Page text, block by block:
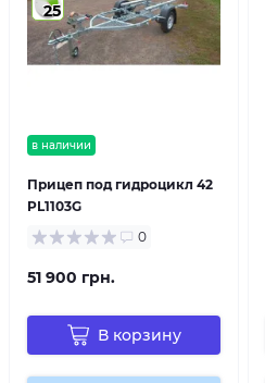
в наличии
Прицеп под гидроцикл 42
PL1103G
25
0
51 900 грн.
В корзину